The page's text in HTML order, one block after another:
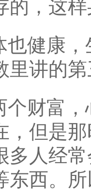
的，这
也健康
里讲的
个财富
，但是
多人经
东西。